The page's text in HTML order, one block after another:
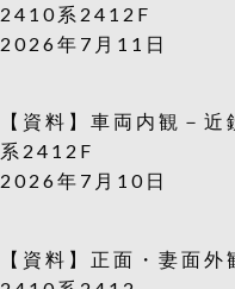
2410系2412F
2026年7月11日
【資料】車両内観－
系2412F
2026年7月10日
【資料】正面・妻面外